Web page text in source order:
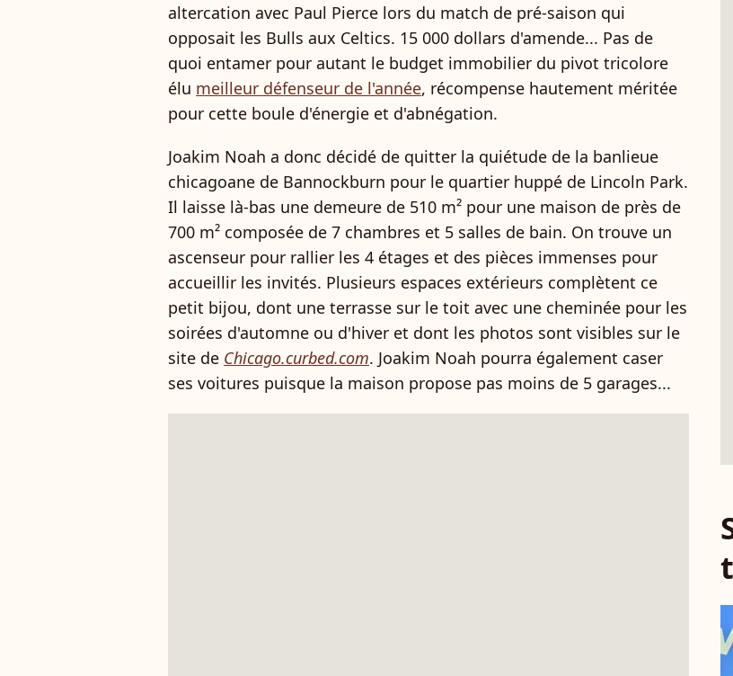
altercation avec Paul Pierce lors du match de pré-saison qui
opposait les Bulls aux Celtics. 15 000 dollars d'amende... Pas de
quoi entamer pour autant le budget immobilier du pivot tricolore
élu meilleur défenseur de l'année, récompense hautement méritée
pour cette boule d'énergie et d'abnégation.
Joakim Noah a donc décidé de quitter la quiétude de la banlieue
chicagoane de Bannockburn pour le quartier huppé de Lincoln Park.
Il laisse là-bas une demeure de 510 m² pour une maison de près de
700 m² composée de 7 chambres et 5 salles de bain. On trouve un
ascenseur pour rallier les 4 étages et des pièces immenses pour
accueillir les invités. Plusieurs espaces extérieurs complètent ce
petit bijou, dont une terrasse sur le toit avec une cheminée pour les
soirées d'automne ou d'hiver et dont les photos sont visibles sur le
site de Chicago.curbed.com. Joakim Noah pourra également caser
ses voitures puisque la maison propose pas moins de 5 garages...